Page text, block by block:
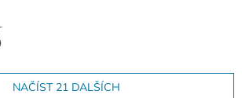
NAČÍST 21 DALŠÍCH